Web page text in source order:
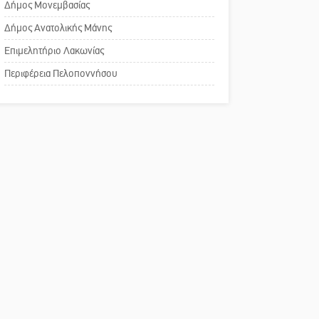
Σπάρτης για τη λειτουργία
του ΚΑΠΗ
Το δικό σας σχόλιο:
Παράδειγμα κοινωνικής
Δήμος Μονεμβασίας
Δήμος Ανατολικής Μάνης
Επιμελητήριο Λακωνίας
Περιφέρεια Πελοποννήσου